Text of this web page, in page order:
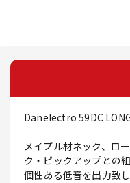
Danelectro 59DC
メイプル材ネック、ロ
ク・ピックアップとの
個性ある低音を出力致し